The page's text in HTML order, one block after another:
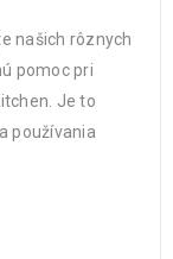
našich rôznych
pomoc pri
Je to
používania